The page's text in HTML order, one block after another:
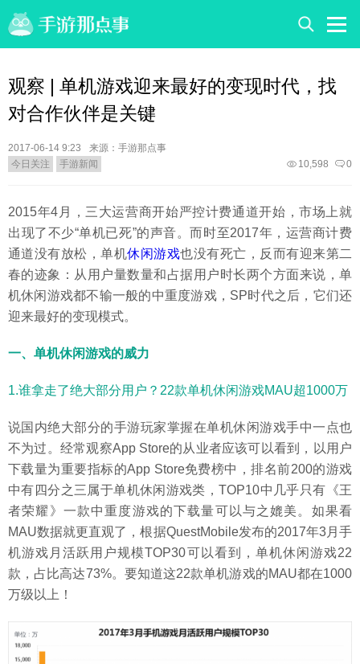
观察 | 单机游戏迎来最好的变现时代，找
对合作伙伴是关键
2017-06-14 9:23
来源：手游那点事
今日关注
手游新闻 0
10,598
2015年4月，三大运营商开始严控计费通道开始，市场上就
出现了不少“单机已死”的声音。而时至2017年，运营商计费
通道没有放松，单机休闲游戏也没有死亡，反而有迎来第二
春的迹象：从用户量数量和占据用户时长两个方面来说，单
机休闲游戏都不输一般的中重度游戏，SP时代之后，它们还
迎来最好的变现模式。
一、 单机休闲游戏的威力
1.谁拿走了绝大部分用户？22款单机休闲游戏MAU超1000万
说国内绝大部分的手游玩家掌握在单机休闲游戏手中一点也
不为过。经常观察App Store的从业者应该可以看到，以用户
下载量为重要指标的App Store免费榜中，排名前200的游戏
中有四分之三属于单机休闲游戏类，TOP10中几乎只有《王
者荣耀》一款中重度游戏的下载量可以与之媲美。如果看
MAU数据就更直观了，根据QuestMobile发布的2017年3月手
机游戏月活跃用户规模TOP30可以看到，单机休闲游戏22
款，占比高达73%。要知道这22款单机游戏的MAU都在1000
万级以上！